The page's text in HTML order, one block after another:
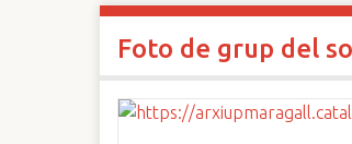
Foto de grup del